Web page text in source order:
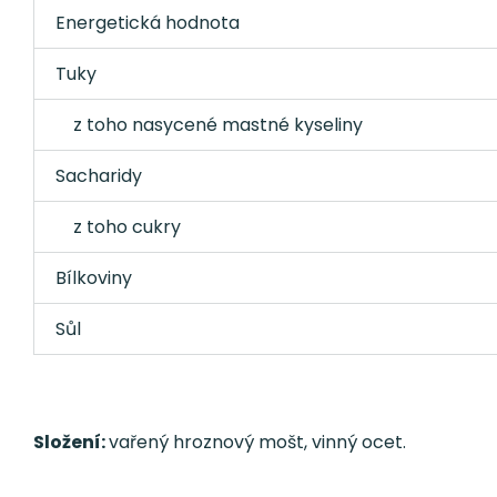
Energetická hodnota
Tuky
z toho nasycené mastné kyseliny
Sacharidy
z toho cukry
Bílkoviny
Sůl
Složení:vařený hroznový mošt, vinný ocet.